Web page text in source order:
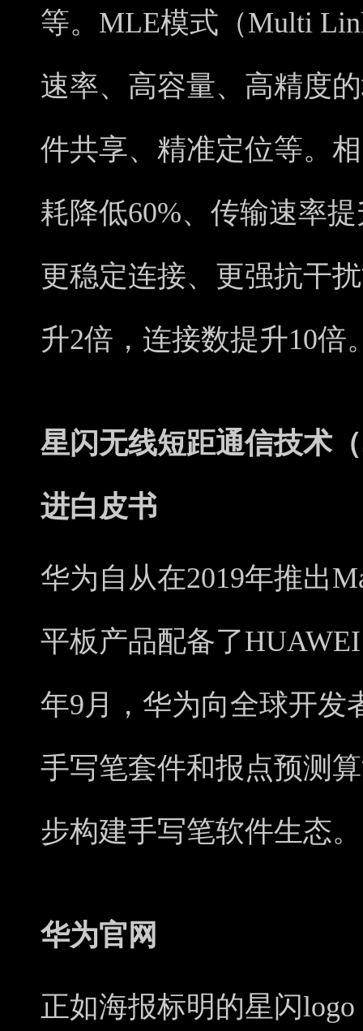
等。MLE模式（Multi
速率、高容量、高精度
件共享、精准定位等。
耗降低60%、传输速率
更稳定连接、更强抗干
升2倍，连接数提升10倍
星闪无线短距通信技术
进白皮书
华为自从在2019年推出
平板产品配备了
年9月，华为向全球开发
手写笔套件和报点预测
步构建手写笔软件生态。
华为官网
正如海报标明的星闪logo